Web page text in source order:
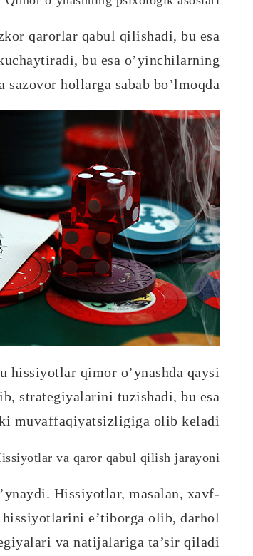
qarorlar qabul qilishadi, bu esa
bu esa o’yinchilarning
hollarga sabab bo’lmoqda.
hissiyotlar qimor o’ynashda qaysi
strategiyalarini tuzishadi, bu esa
muvaffaqiyatsizligiga olib keladi.
va qaror qabul qilish jarayoni
Hissiyotlar, masalan, xavf-
e’tiborga olib, darhol
va natijalariga ta’sir qiladi.